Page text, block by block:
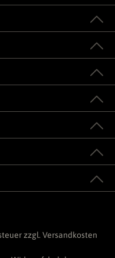
zzgl. Versandkosten